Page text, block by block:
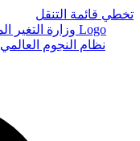
تخطي قائمة التنقل
Logo
نظام النجوم العالمي